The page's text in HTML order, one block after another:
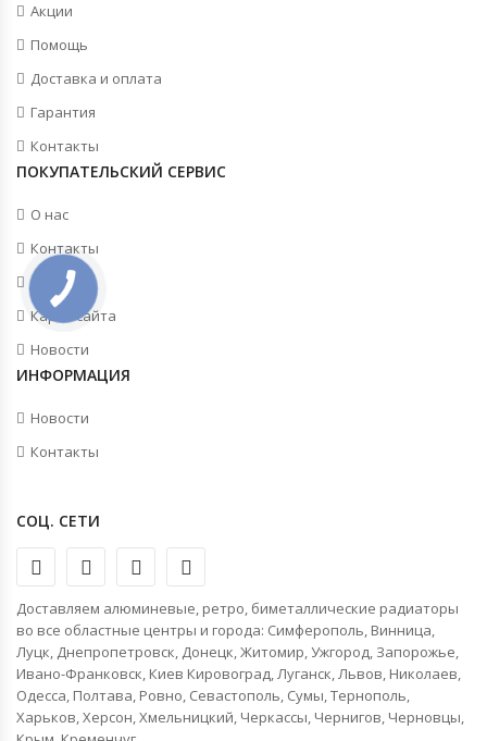
Акции
Помощь
Доставка и оплата
Гарантия
Контакты
ПОКУПАТЕЛЬСКИЙ СЕРВИС
О нас
Контакты
Акции
Карта сайта
Новости
ИНФОРМАЦИЯ
Новости
Контакты
СОЦ. СЕТИ
Доставляем алюминевые, ретро, биметаллические радиаторы
во все областные центры и города: Симферополь, Винница,
Луцк, Днепропетровск, Донецк, Житомир, Ужгород, Запорожье,
Ивано-Франковск, Киев Кировоград, Луганск, Львов, Николаев,
Одесса, Полтава, Ровно, Севастополь, Сумы, Тернополь,
Харьков, Херсон, Хмельницкий, Черкассы, Чернигов, Черновцы,